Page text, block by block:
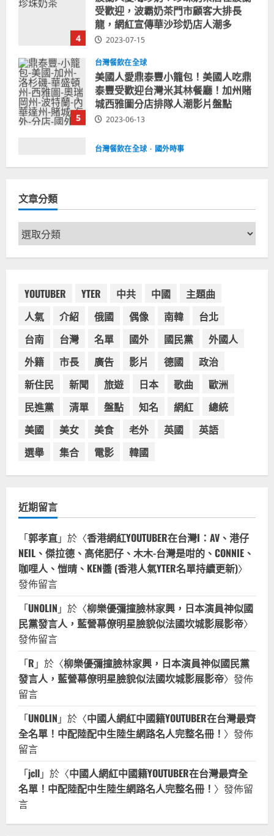
5
台灣餐飲在全球
美國人愛鼎泰豐小籠包！美國人吃鼎
泰豐受歡迎台灣米其林餐廳！加州賭
2023-06-13
台灣餐飲在全球 國外時事
拜登喝珍奶！美國總統喝珍珠奶茶！
造訪賭城拉斯維加斯波霸奶茶店！
2024-02-06
2024-01-27
方影片！日出茶太CHATIME澳洲限定
2023-08-03
4
波蘭人愛喝珍奶！珍珠奶茶店在波蘭
受歡迎，波霸奶茶門市顧客大排長
龍，網紅宣傳華沙珍奶店人潮多
2023-07-15
台灣餐飲在全球
美國人愛鼎泰豐小籠包！美國人吃鼎
泰豐受歡迎台灣米其林餐廳！加州賭
城西雅圖分店排隊人潮影片盤點
文章分類
文
章
分
YOUTUBER YTER 中共 中國
主題曲
人氣
介紹 俄國 偶像 南韓
台北
台南
台灣 名單 國外 國民黨
外國人
外籍
市長 廣告 影片 德國
政治
新住民
新聞 旅遊 日本 歌曲
歐洲
民進黨
清單 盤點 知名 網紅
總統
美國
美女 美食 老外 英國
英語
選舉
集合 電影 韓國
近期留言
「郭孝直」於〈香港網紅YOUTUBER在台灣I：AV、港仔
NEIL、傑拉德、高佬肥仔、木木-台灣是咁的、CONNIE、
咖哩人、愷晴、KEN醬 (香港人氣YTER名單持續更新)〉
發佈留言
「UNOLIN 」於〈柳樂優彌撞臉林家興，日本演員神似國
民黨發言人，藍營幕僚明星臉貌似法國坎城影展影帝〉
發佈留言
「R 」於〈柳樂優彌撞臉林家興，日本演員神似國民黨
發言人，藍營幕僚明星臉貌似法國坎城影展影帝〉發佈
留言
「UNOLIN 」於〈中國人網紅中國籍YOUTUBER在台灣最齊
全名單！中配陸配中生陸生網路名人完整名冊！ 〉發佈
留言
「jcll」於〈中國人網紅中國籍YOUTUBER在台灣最齊全
名單！中配陸配中生陸生網路名人完整名冊！ 〉發佈留
言